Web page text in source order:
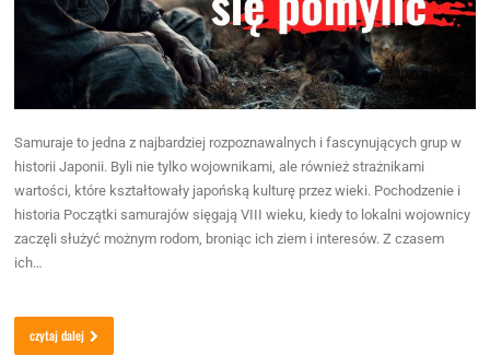
Samuraje to jedna z najbardziej rozpoznawalnych i fascynujących grup w
historii Japonii. Byli nie tylko wojownikami, ale również strażnikami
wartości, które kształtowały japońską kulturę przez wieki. Pochodzenie i
historia Początki samurajów sięgają VIII wieku, kiedy to lokalni wojownicy
zaczęli służyć możnym rodom, broniąc ich ziem i interesów. Z czasem
ich…
czytaj dalej